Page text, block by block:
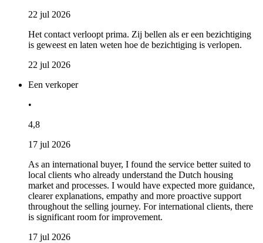
22 jul 2026
Het contact verloopt prima. Zij bellen als er een bezichtiging
is geweest en laten weten hoe de bezichtiging is verlopen.
22 jul 2026
Een verkoper
•
4,8
17 jul 2026
As an international buyer, I found the service better suited to
local clients who already understand the Dutch housing
market and processes. I would have expected more guidance,
clearer explanations, empathy and more proactive support
throughout the selling journey. For international clients, there
is significant room for improvement.
17 jul 2026